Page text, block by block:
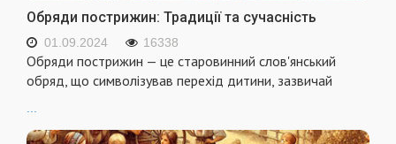
Обряди пострижин: Традиції та сучасність
01.09.2024 16338
Обряди пострижин — це старовинний слов'янський
обряд, що символізував перехід дитини, зазвичай